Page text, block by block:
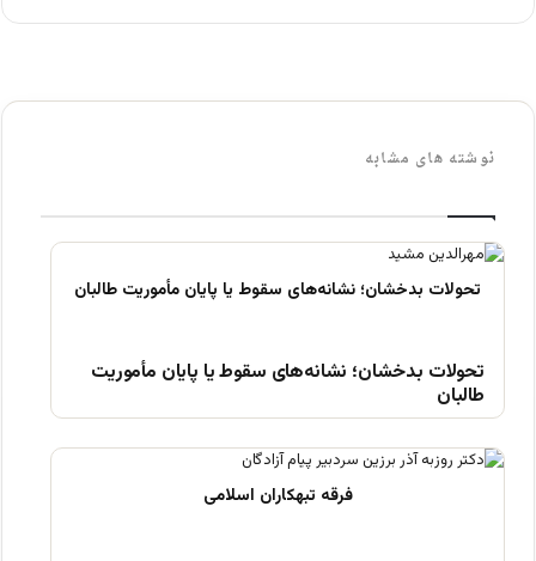
نوشته های مشابه
تحولات بدخشان؛ نشانه‌های سقوط یا پایان مأموریت
طالبان